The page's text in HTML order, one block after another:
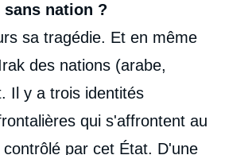
sans nation ?
sa tragédie. Et en même
des nations (arabe,
Il y a trois identités
qui s'affrontent au
par cet État. D'une